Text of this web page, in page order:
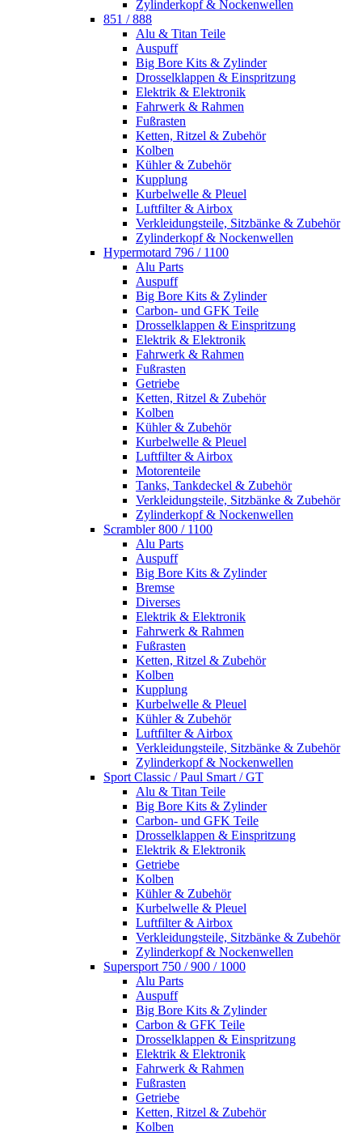
Zylinderkopf & Nockenwellen
851 / 888
Alu & Titan Teile
Auspuff
Big Bore Kits & Zylinder
Drosselklappen & Einspritzung
Elektrik & Elektronik
Fahrwerk & Rahmen
Fußrasten
Ketten, Ritzel & Zubehör
Kolben
Kühler & Zubehör
Kupplung
Kurbelwelle & Pleuel
Luftfilter & Airbox
Verkleidungsteile, Sitzbänke & Zubehör
Zylinderkopf & Nockenwellen
Hypermotard 796 / 1100
Alu Parts
Auspuff
Big Bore Kits & Zylinder
Carbon- und GFK Teile
Drosselklappen & Einspritzung
Elektrik & Elektronik
Fahrwerk & Rahmen
Fußrasten
Getriebe
Ketten, Ritzel & Zubehör
Kolben
Kühler & Zubehör
Kurbelwelle & Pleuel
Luftfilter & Airbox
Motorenteile
Tanks, Tankdeckel & Zubehör
Verkleidungsteile, Sitzbänke & Zubehör
Zylinderkopf & Nockenwellen
Scrambler 800 / 1100
Alu Parts
Auspuff
Big Bore Kits & Zylinder
Bremse
Diverses
Elektrik & Elektronik
Fahrwerk & Rahmen
Fußrasten
Ketten, Ritzel & Zubehör
Kolben
Kupplung
Kurbelwelle & Pleuel
Kühler & Zubehör
Luftfilter & Airbox
Verkleidungsteile, Sitzbänke & Zubehör
Zylinderkopf & Nockenwellen
Sport Classic / Paul Smart / GT
Alu & Titan Teile
Big Bore Kits & Zylinder
Carbon- und GFK Teile
Drosselklappen & Einspritzung
Elektrik & Elektronik
Getriebe
Kolben
Kühler & Zubehör
Kurbelwelle & Pleuel
Luftfilter & Airbox
Verkleidungsteile, Sitzbänke & Zubehör
Zylinderkopf & Nockenwellen
Supersport 750 / 900 / 1000
Alu Parts
Auspuff
Big Bore Kits & Zylinder
Carbon & GFK Teile
Drosselklappen & Einspritzung
Elektrik & Elektronik
Fahrwerk & Rahmen
Fußrasten
Getriebe
Ketten, Ritzel & Zubehör
Kolben